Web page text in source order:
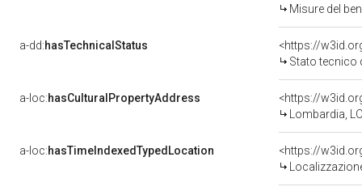
Misure del
a-dd:hasTechnicalStatus
<https://
Stato tecnico
a-loc:hasCulturalPropertyAddress
<https://
Lombardia,
a-loc:hasTimeIndexedTypedLocation
<https://